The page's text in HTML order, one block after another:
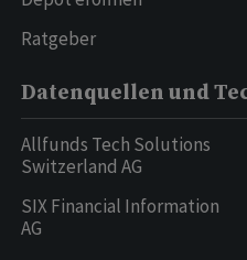
Ratgeber
Datenquellen und
Allfunds Tech Solutions
Switzerland AG
SIX Financial Information
AG